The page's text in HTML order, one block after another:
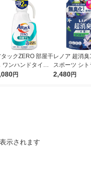
タックZERO 部屋干
ワンハンドタイプ
画品 大サイズ 760g
円
レノア 超消
スポーツ シ
め替え 超特
2,480円
示されます